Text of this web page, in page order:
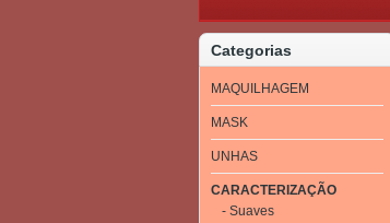
Categorias
MAQUILHAGEM
MASK
UNHAS
CARACTERIZAÇÃO
- Suaves